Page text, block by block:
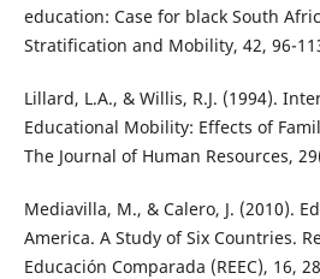
education: Case for black South
Stratification and Mobility, 42, 96-
Lillard, L.A., & Willis, R.J. (1994).
Educational Mobility: Effects of
The Journal of Human Resources,
Mediavilla, M., & Calero, J. (2010).
America. A Study of Six Countries.
Educación Comparada (REEC), 16,